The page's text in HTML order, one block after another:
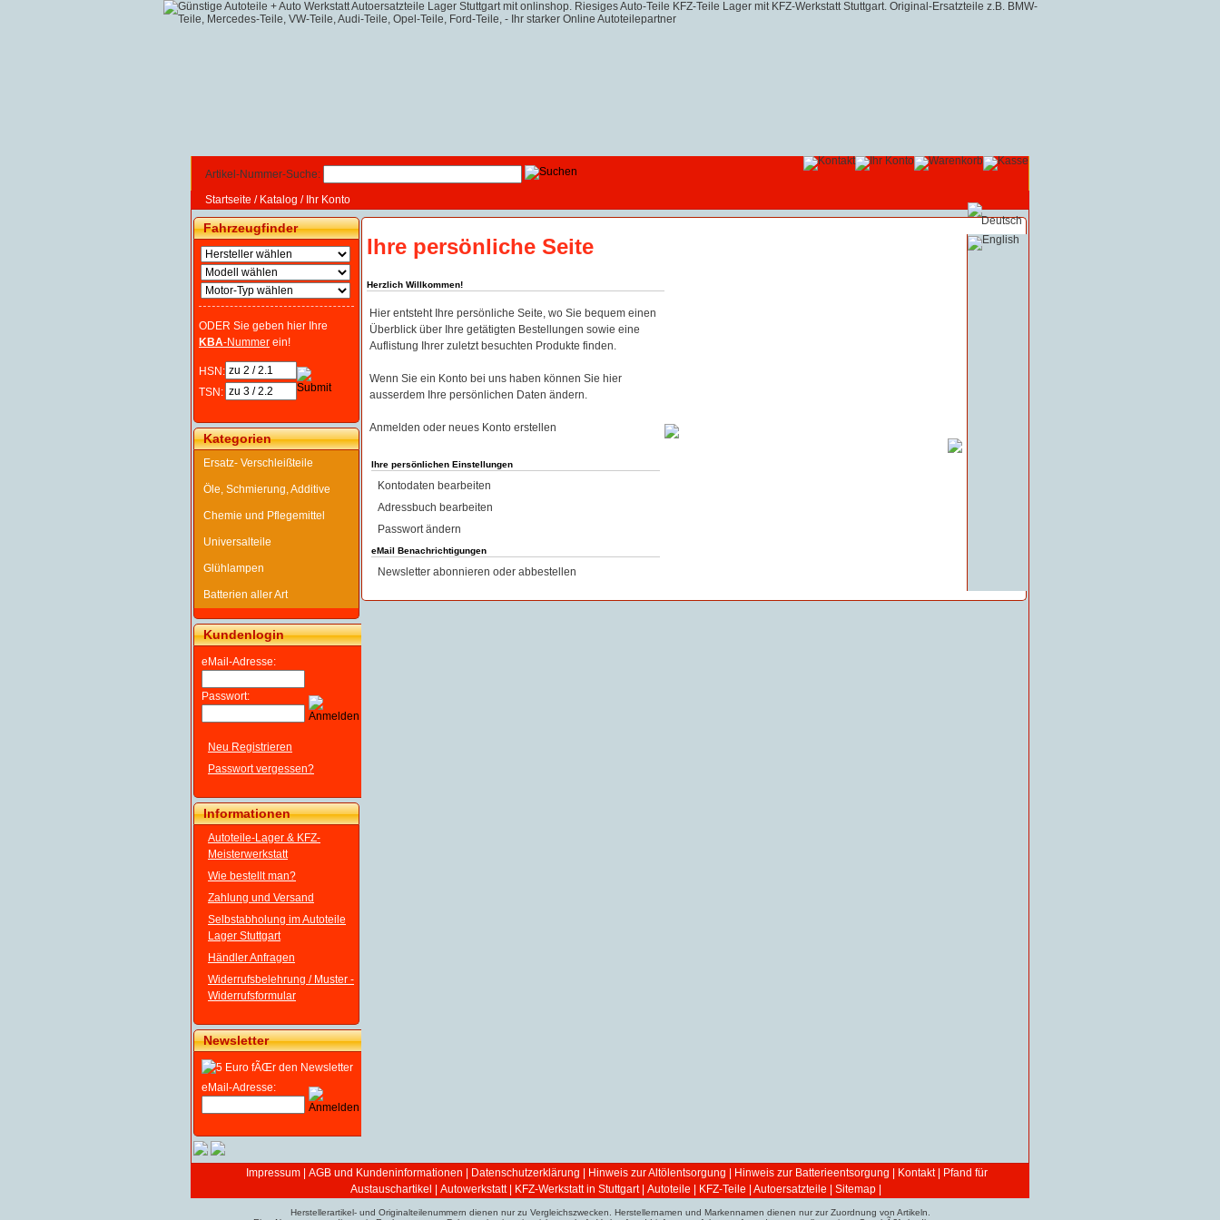
Artikel-Nummer-Suche:
Startseite / Katalog / Ihr Konto
Fahrzeugfinder
ODER Sie geben hier Ihre
KBA-Nummer ein!
HSN:
TSN:
Kategorien
Ersatz- Verschleißteile
Öle, Schmierung, Additive
Chemie und Pflegemittel
Universalteile
Glühlampen
Batterien aller Art
Kundenlogin
eMail-Adresse:
Passwort:
Neu Registrieren
Passwort vergessen?
Informationen
Autoteile-Lager & KFZ-
Meisterwerkstatt
Wie bestellt man?
Zahlung und Versand
Selbstabholung im Autoteile
Lager Stuttgart
Händler Anfragen
Widerrufsbelehrung / Muster -
Widerrufsformular
Newsletter
eMail-Adresse:
Ihre persönliche Seite
Herzlich Willkommen!
Hier entsteht Ihre persönliche Seite, wo Sie bequem einen
Überblick über Ihre getätigten Bestellungen sowie eine
Auflistung Ihrer zuletzt besuchten Produkte finden.
Wenn Sie ein Konto bei uns haben können Sie hier
ausserdem Ihre persönlichen Daten ändern.
Anmelden oder neues Konto erstellen
Ihre persönlichen Einstellungen
Kontodaten bearbeiten
Adressbuch bearbeiten
Passwort ändern
eMail Benachrichtigungen
Newsletter abonnieren oder abbestellen
Impressum AGB und Kundeninformationen Datenschutzerklärung Hinweis zur Altölentsorgung Hinweis zur Batterieentsorgung Kontakt|
Pfand für
Austauschartikel
Autowerkstatt | KFZ-Werkstatt in Stuttgart| Autoteile | KFZ-Teile | Autoersatzteile Sitemap|
Herstellerartikel- und Originalteilenummern dienen nur zu Vergleichszwecken. Herstellernamen und Markennamen dienen nur zur Zuordnung von Artikeln.